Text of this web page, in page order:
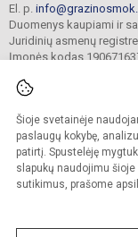
Šioje svetainėje
paslaugų kokybę,
patirtį. Spustelėję
slapukų naudojimu
sutikimus, prašome
El. p.
Duomenys kaupiami ir
Juridinių asmenų registre
Įmonės kodas
© 2022. Radviliškio
Kopijuoti turinį be
Sumanus būdas